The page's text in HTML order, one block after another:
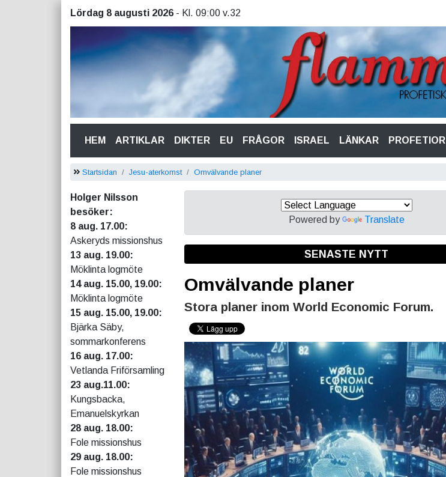
Lördag 8 augusti 2026 - Kl. 09:00 v.32
HEM(CURRENT)
ARTIKLAR DIKTER EU FRÅGOR ISRAEL LÄNKAR PROFETIOR
Startsidan Jesu-aterkomst Omvälvande planer
Holger Nilsson
besöker:
8 aug. 17.00:
Askeryds missionshus
13 aug. 19.00:
Möklinta logmöte
14 aug. 15.00, 19.00:
Möklinta logmöte
15 aug. 15.00, 19.00:
Bjärka Säby,
sommarkonferens
16 aug. 17.00:
Vetlanda Friförsamling
23 aug.11.00:
Kungsbacka,
Emanuelskyrkan
28 aug. 18.00:
Fole missionshus
29 aug. 18.00:
Fole missionshus
Powered by Translate
SENASTE NYTT
Omvälvande planer
Stora planer inom World Economic Forum.